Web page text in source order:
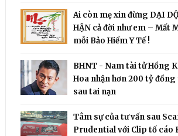
Ai còn mẹ xin đừng DẠI
HẬN cả đời như em – Mất
mỗi Bảo Hiểm Y Tế !
BHNT - Nam tài tử Hồng
Hoa nhận hơn 200 tỷ đồng
sau tai nạn
Tâm sự của tư vấn sau
Prudential với Clip tố cáo